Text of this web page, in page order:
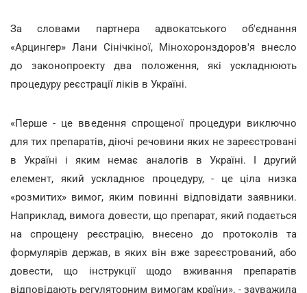
За словами партнера адвокатського об'єднання
«Арцингер» Лани Сінічкіної, Мінохоронздоров'я внесло
до законопроекту два положення, які ускладнюють
процедуру реєстрації ліків в Україні.
«Перше - це введення спрощеної процедури виключно
для тих препаратів, діючі речовини яких не зареєстровані
в Україні і яким немає аналогів в Україні. І другий
елемент, який ускладнює процедуру, - це ціла низка
«розмитих» вимог, яким повинні відповідати заявники.
Наприклад, вимога довести, що препарат, який подається
на спрощену реєстрацію, внесено до протоколів та
формулярів держав, в яких він вже зареєстрований, або
довести, що інструкції щодо вживання препаратів
відповідають регуляторним вимогам країни», - зауважила